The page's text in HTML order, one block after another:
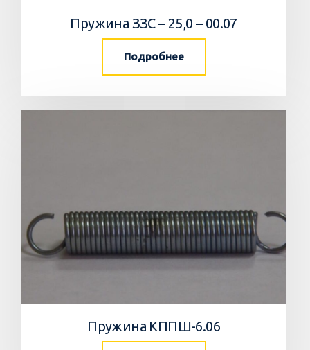
Пружина ЗЗС – 25,0 – 00.07
Подробнее
Пружина КППШ-6.06